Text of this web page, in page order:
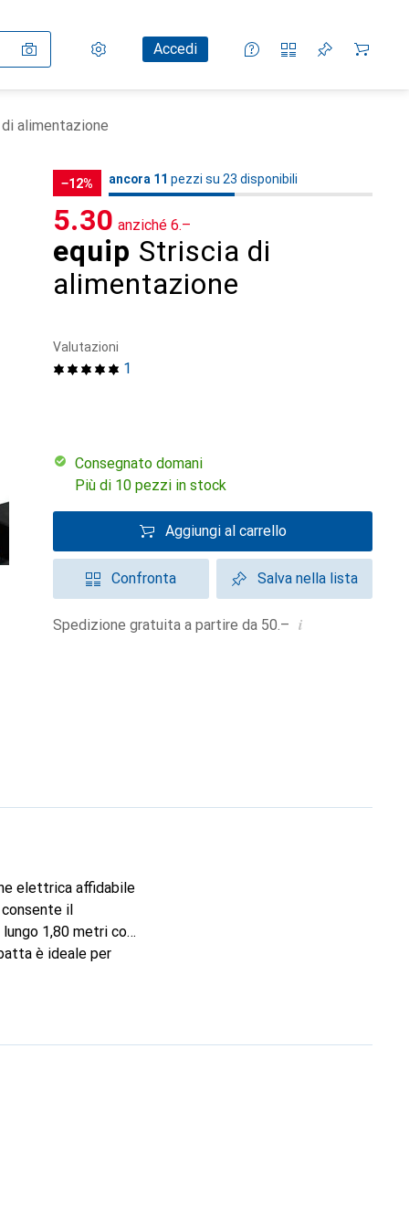
Impostazioni
Conto clienteAccedi
Liste di confronto
Liste dei desideri
Carrello
alimentazione
−12% 11 / 23
11 / 23 in vendita
ancora 11 pezzi su 23 disponibili
equip Striscia di
alimentazione
CHF
5.30 anziché CHF
6.–
1
Valutazioni
Consegnato domani
Più di 10 pezzi in stock
Aggiungi al carrello
Confronta Salva nella lista
Spedizione gratuita a partire da 50.– i
elettrica affidabile
il
1,80 metri con
è ideale per